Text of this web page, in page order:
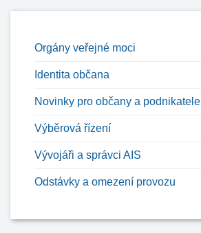
Orgány veřejné moci
Identita občana
Novinky pro občany a podnikatele
Výběrová řízení
Vývojáři a správci AIS
Odstávky a omezení provozu